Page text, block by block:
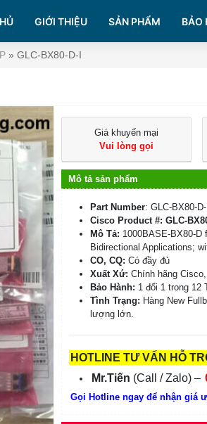
GIỚI THIỆU SẢN PHẨM BẢO
» GLC-BX80-D-I
Giá khuyến mại
Vui lòng gọi
Mô tả sản phẩm
Part Number: GLC-BX80-D-I
Cisco Product #: GLC-
Mô Tả: 1000BASE-BX80-D
Bidirectional Applications;
CO, CQ: Có đầy đủ
Xuất Xứ:Chính hãng
Bảo Hành: 1 đổi 1 trong 12
Tình Trạng: Hàng New
lượng lớn.
HOTLINE TƯ VẤN HỖ
Mr.Tiến (Call / Zalo) –
Gọi Hotline ngay để nhận giá